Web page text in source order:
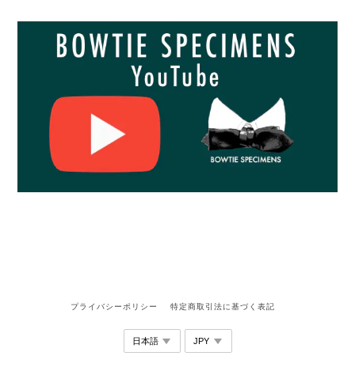
プライバシーポリシー 特定商取引法に基づく表記